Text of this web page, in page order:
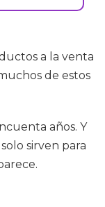
a la venta
de estos
años. Y
sirven para